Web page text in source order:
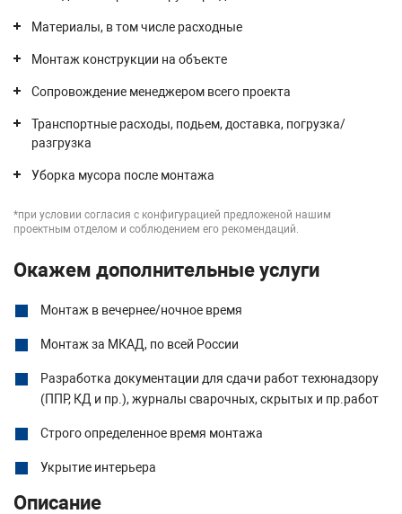
Материалы, в том числе расходные
Монтаж конструкции на объекте
Сопровождение менеджером всего проекта
Транспортные расходы, подьем, доставка, погрузка/
разгрузка
Уборка мусора после монтажа
*при условии согласия с конфигурацией предложеной нашим
проектным отделом и соблюдением его рекомендаций.
Окажем дополнительные услуги
Монтаж в вечернее/ночное время
Монтаж за МКАД, по всей России
Разработка документации для сдачи работ техюнадзору
(ППР, КД и пр.), журналы сварочных, скрытых и пр.работ
Строго определенное время монтажа
Укрытие интерьера
Описание